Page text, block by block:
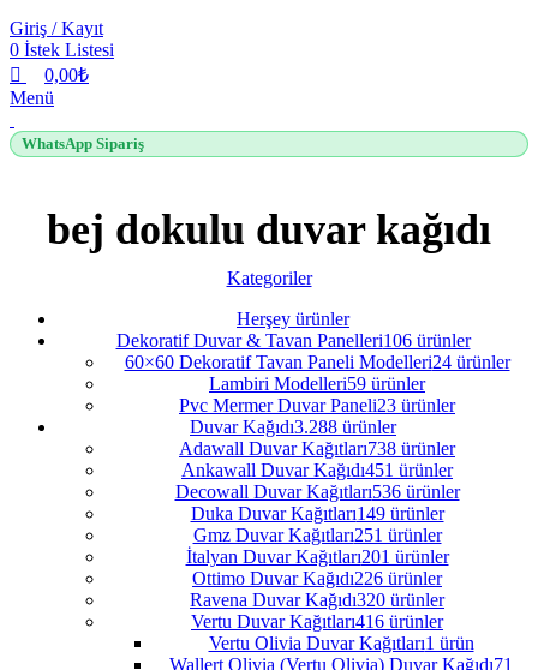
Giriş / Kayıt
0 İstek Listesi
0,00₺
Menü
WhatsApp Sipariş
bej dokulu duvar kağıdı
Kategoriler
Herşey ürünler
Dekoratif Duvar & Tavan Panelleri106 ürünler
60×60 Dekoratif Tavan Paneli Modelleri24 ürünler
Lambiri Modelleri59 ürünler
Pvc Mermer Duvar Paneli23 ürünler
Duvar Kağıdı3.288 ürünler
Adawall Duvar Kağıtları738 ürünler
Ankawall Duvar Kağıdı451 ürünler
Decowall Duvar Kağıtları536 ürünler
Duka Duvar Kağıtları149 ürünler
Gmz Duvar Kağıtları251 ürünler
İtalyan Duvar Kağıtları201 ürünler
Ottimo Duvar Kağıdı226 ürünler
Ravena Duvar Kağıdı320 ürünler
Vertu Duvar Kağıtları416 ürünler
Vertu Olivia Duvar Kağıtları1 ürün
Wallert Olivia (Vertu Olivia) Duvar Kağıdı71